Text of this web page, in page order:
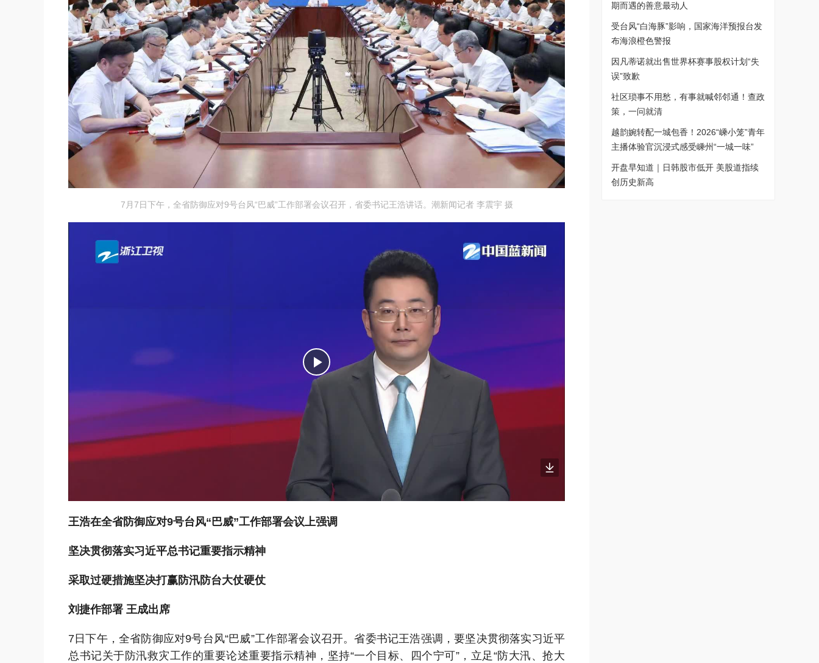
7月7日下午，全省防御应对9号台风“巴威”工作部署会议召开，省委书记王浩讲话。潮新闻记者 李震宇 摄
王浩在全省防御应对9号台风“巴威”工作部署会议上强调
坚决贯彻落实习近平总书记重要指示精神
采取过硬措施坚决打赢防汛防台大仗硬仗
刘捷作部署 王成出席
7日下午，全省防御应对9号台风“巴威”工作部署会议召开。省委书记王浩强调，要坚决贯彻落实习近平
总书记关于防汛救灾工作的重要论述重要指示精神，坚持“一个目标、四个宁可”，立足“防大汛、抢大
期而遇的善意最动人
受台风“白海豚”影响，国家海洋预报台发
布海浪橙色警报
因凡蒂诺就出售世界杯赛事股权计划“失
误”致歉
社区琐事不用愁，有事就喊邻邻通！查政
策，一问就清
越韵婉转配一城包香！2026“嵊小笼”青年
主播体验官沉浸式感受嵊州“一城一味”
开盘早知道｜日韩股市低开 美股道指续
创历史新高